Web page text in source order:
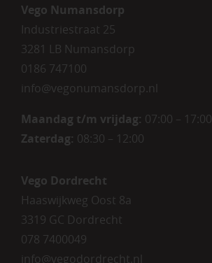
Vego Numansdorp
Industriestraat 25
3281 LB Numansdorp
0186 747100
info@vegonumansdorp.nl
Maandag t/m vrijdag: 07:00 – 17:00
Zaterdag: 08:30 – 12:00
Vego Dordrecht
Haaswijkweg Oost 8a
3319 GC Dordrecht
078 7400049
info@vegodordrecht.nl